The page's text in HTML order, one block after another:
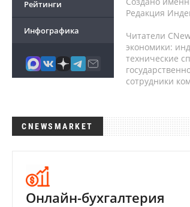
Рейтинги
Инфографика
Редакция
Читатели
экономики:
технические
сотрудники
CNEWSMARKET
Онлайн-бухгалтерия